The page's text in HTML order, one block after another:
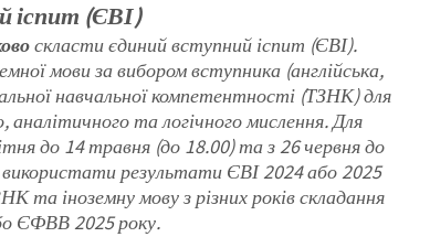
іспит (ЄВІ)
скласти єдиний вступний іспит (ЄВІ).
мови за вибором вступника (англійська,
навчальної компетентності (ТЗНК) для
аналітичного та логічного мислення. Для
до 14 травня (до 18.00) та з 26 червня до
результати ЄВІ 2024 або 2025
та іноземну мову з різних років складання
ЄФВВ 2025 року.